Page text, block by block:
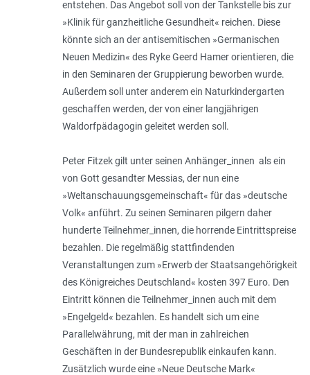
entstehen. Das Angebot soll von der Tankstelle bis zur
»Klinik für ganzheitliche Gesundheit« reichen. Diese
könnte sich an der antisemitischen »Germanischen
Neuen Medizin« des Ryke Geerd Hamer orientieren, die
in den Seminaren der Gruppierung beworben wurde.
Außerdem soll unter anderem ein Naturkindergarten
geschaffen werden, der von einer langjährigen
Waldorfpädagogin geleitet werden soll.
Peter Fitzek gilt unter seinen Anhänger_innen als ein
von Gott gesandter Messias, der nun eine
»Weltanschauungsgemeinschaft« für das »deutsche
Volk« anführt. Zu seinen Seminaren pilgern daher
hunderte Teilnehme­r_innen, die horrende Eintrittspreise
bezahlen. Die regelmäßig stattfindenden
Veranstaltungen zum »Erwerb der Staatsangehörigkeit
des Königreiches Deutschland« kosten 397 Euro. Den
Eintritt können die Teilnehmer_innen auch mit dem
»Engelgeld« bezahlen. Es handelt sich um eine
Parallelwährung, mit der man in zahlreichen
Geschäften in der Bundesrepublik einkaufen kann.
Zusätzlich wurde eine »Neue Deutsche Mark«